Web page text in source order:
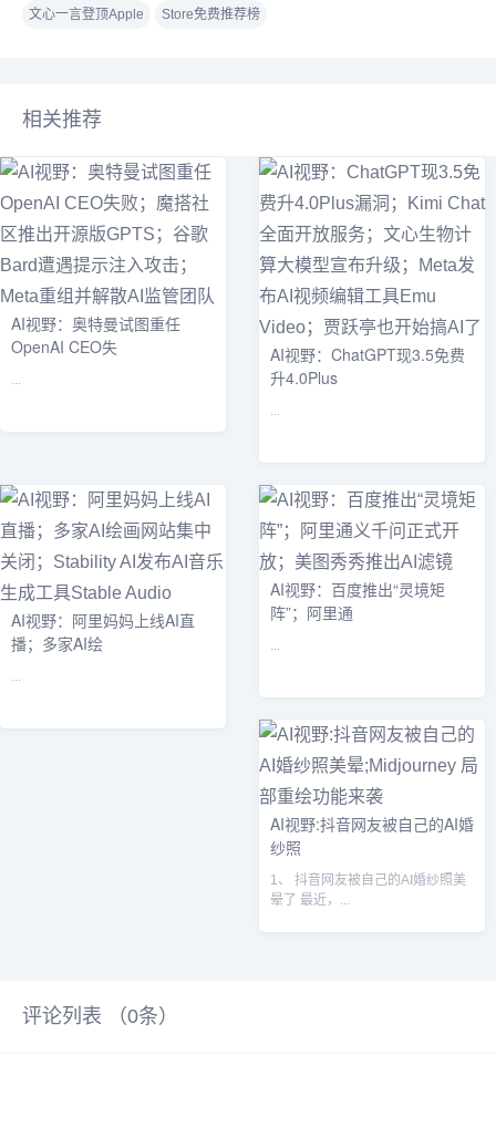
文心一言登顶Apple
Store免费推荐榜
相关推荐
AI视野：奥特曼试图重任
OpenAI CEO失
...
AI视野：ChatGPT现3.5免费
升4.0Plus
...
AI视野：阿里妈妈上线AI直
播；多家AI绘
...
AI视野：百度推出“灵境矩
阵”；阿里通
...
AI视野:抖音网友被自己的AI婚
纱照
1、 抖音网友被自己的AI婚纱照美
晕了 最近，...
评论列表 （0条）